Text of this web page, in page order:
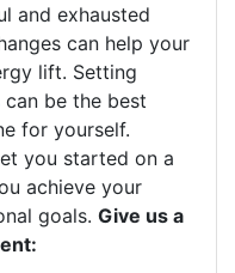
and exhausted
can help your
lift. Setting
can be the best
for yourself.
you started on a
achieve your
goals. Give us a